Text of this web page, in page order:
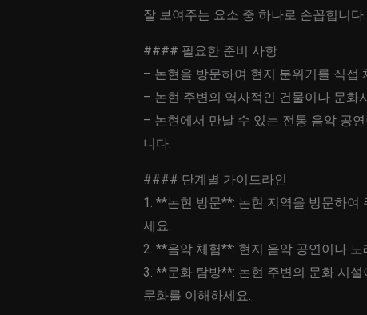
잘 보여주는 요소 중 하나로 손꼽힙니다.
#### 필요한 준비 사항
– 논현을 방문하여 현지 분위기를 직접
– 논현 주변의 역사적인 건물이나 문화
– 논현에서 만날 수 있는 전통 음악 공
니다.
#### 단계별 가이드라인
1. **논현 방문**: 논현 지역을 방문하
세요.
2. **음악 체험**: 현지 음악 공연이나
3. **문화 탐방**: 논현 주변의 문화 시
문화를 이해하세요.